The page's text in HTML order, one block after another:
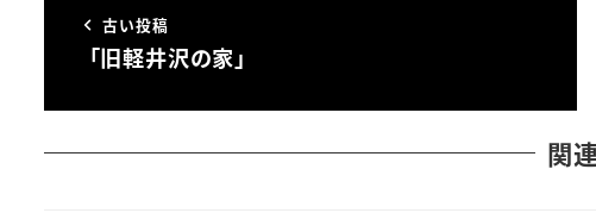
古い投稿
「旧軽井沢の家」
関